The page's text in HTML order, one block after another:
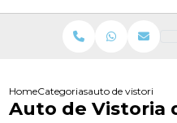
HomeCategoriasauto de vistoria
Auto de Vistoria